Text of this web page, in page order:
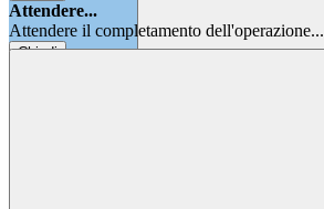
Attendere...
Attendere il completamento dell'operazione...
Chiudi